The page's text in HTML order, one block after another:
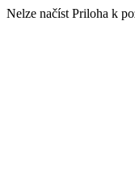
Nelze načíst Priloha k